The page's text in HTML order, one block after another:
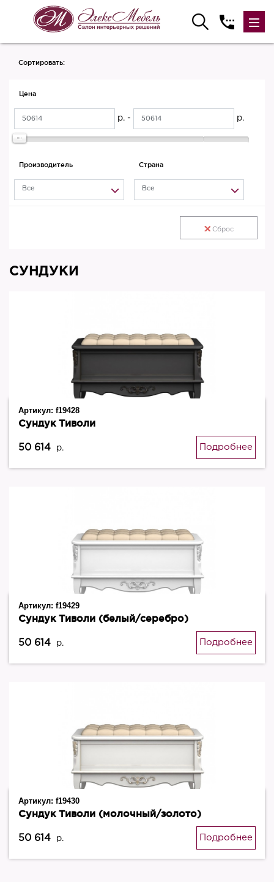
Сортировать:
Цена
р. - р.
Производитель
Все
Страна
Все
Сброс
СУНДУКИ
Артикул: f19428
Сундук Тиволи
50 614 р. Подробнее
Артикул: f19429
Сундук Тиволи (белый/серебро)
50 614 р. Подробнее
Артикул: f19430
Сундук Тиволи (молочный/золото)
50 614 р. Подробнее